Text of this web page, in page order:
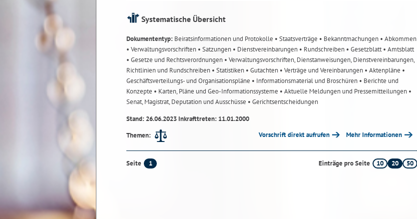
Systematische Übersicht
Dokumententyp: Beiratsinformationen und Protokolle • Staatsverträge • Bekanntmachungen • Abkommen
• Verwaltungsvorschriften • Satzungen • Dienstvereinbarungen • Rundschreiben • Gesetzblatt• Amtsblatt
• Gesetze und Rechtsverordnungen • Verwaltungsvorschriften, Dienstanweisungen, Dienstvereinbarungen,
Richtlinien und Rundschreiben • Statistiken • Gutachten • Verträge und Vereinbarungen • Aktenpläne •
Geschäftsverteilungs- und Organisationspläne • Informationsmaterial und Broschüren • Berichte und
Konzepte • Karten, Pläne und Geo-Informationssysteme • Aktuelle Meldungen und Pressemitteilungen •
Senat, Magistrat, Deputation und Ausschüsse • Gerichtsentscheidungen
Stand: 26.06.2023 Inkrafttreten: 11.01.2000
Themen:
Vorschrift direkt aufrufen Mehr Informationen
Seite 1 Einträge pro Seite 10 20 50